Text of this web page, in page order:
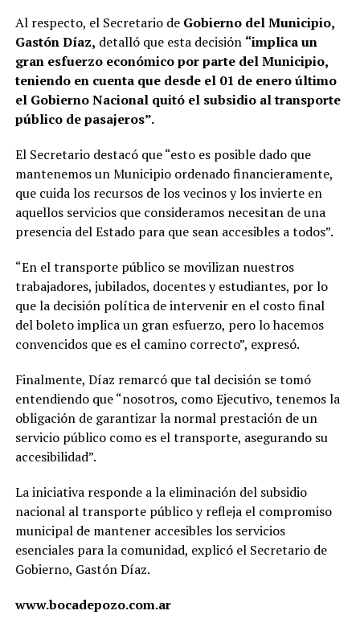
Al respecto, el Secretario deGobierno del Municipio,
Gastón Díaz, detalló que esta decisión “implica un
gran esfuerzo económico por parte del Municipio,
teniendo en cuenta que desde el 01 de enero último
el Gobierno Nacional quitó el subsidio al transporte
público de pasajeros”.
El Secretario destacó que “esto es posible dado que
mantenemos un Municipio ordenado financieramente,
que cuida los recursos de los vecinos y los invierte en
aquellos servicios que consideramos necesitan de una
presencia del Estado para que sean accesibles a todos”.
“En el transporte público se movilizan nuestros
trabajadores, jubilados, docentes y estudiantes, por lo
que la decisión política de intervenir en el costo final
del boleto implica un gran esfuerzo, pero lo hacemos
convencidos que es el camino correcto”, expresó.
Finalmente, Díaz remarcó que tal decisión se tomó
entendiendo que “nosotros, como Ejecutivo, tenemos la
obligación de garantizar la normal prestación de un
servicio público como es el transporte, asegurando su
accesibilidad”.
La iniciativa responde a la eliminación del subsidio
nacional al transporte público y refleja el compromiso
municipal de mantener accesibles los servicios
esenciales para la comunidad, explicó el Secretario de
Gobierno, Gastón Díaz.
www.bocadepozo.com.ar